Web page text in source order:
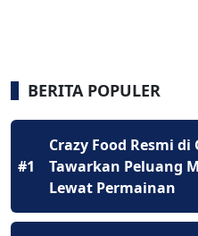
BERITA POPULER
#1
Crazy Food Resmi di
Tawarkan Peluang
Lewat Permainan